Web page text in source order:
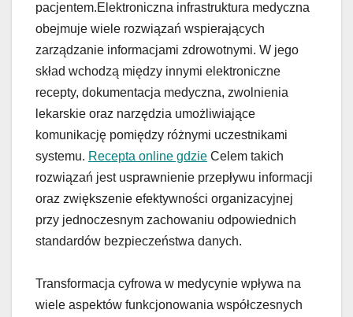
pacjentem.Elektroniczna infrastruktura medyczna
obejmuje wiele rozwiązań wspierających
zarządzanie informacjami zdrowotnymi. W jego
skład wchodzą między innymi elektroniczne
recepty, dokumentacja medyczna, zwolnienia
lekarskie oraz narzędzia umożliwiające
komunikację pomiędzy różnymi uczestnikami
systemu. Recepta online gdzie Celem takich
rozwiązań jest usprawnienie przepływu informacji
oraz zwiększenie efektywności organizacyjnej
przy jednoczesnym zachowaniu odpowiednich
standardów bezpieczeństwa danych.
Transformacja cyfrowa w medycynie wpływa na
wiele aspektów funkcjonowania współczesnych